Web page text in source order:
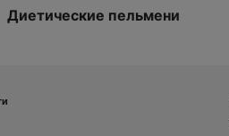
Диетические пельмени